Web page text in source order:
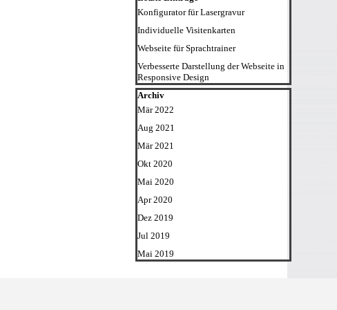
Konfigurator für Lasergravur
Individuelle Visitenkarten
Webseite für Sprachtrainer
Verbesserte Darstellung der Webseite in
Responsive Design
Block überspringen Archiv
Archiv
Mär 2022
Aug 2021
Mär 2021
Okt 2020
Mai 2020
Apr 2020
Dez 2019
Jul 2019
Mai 2019